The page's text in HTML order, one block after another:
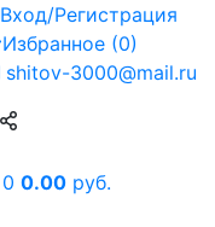
Вход/Регистрация
Избранное (0)
shitov-3000@mail.ru
0 0.00 руб.